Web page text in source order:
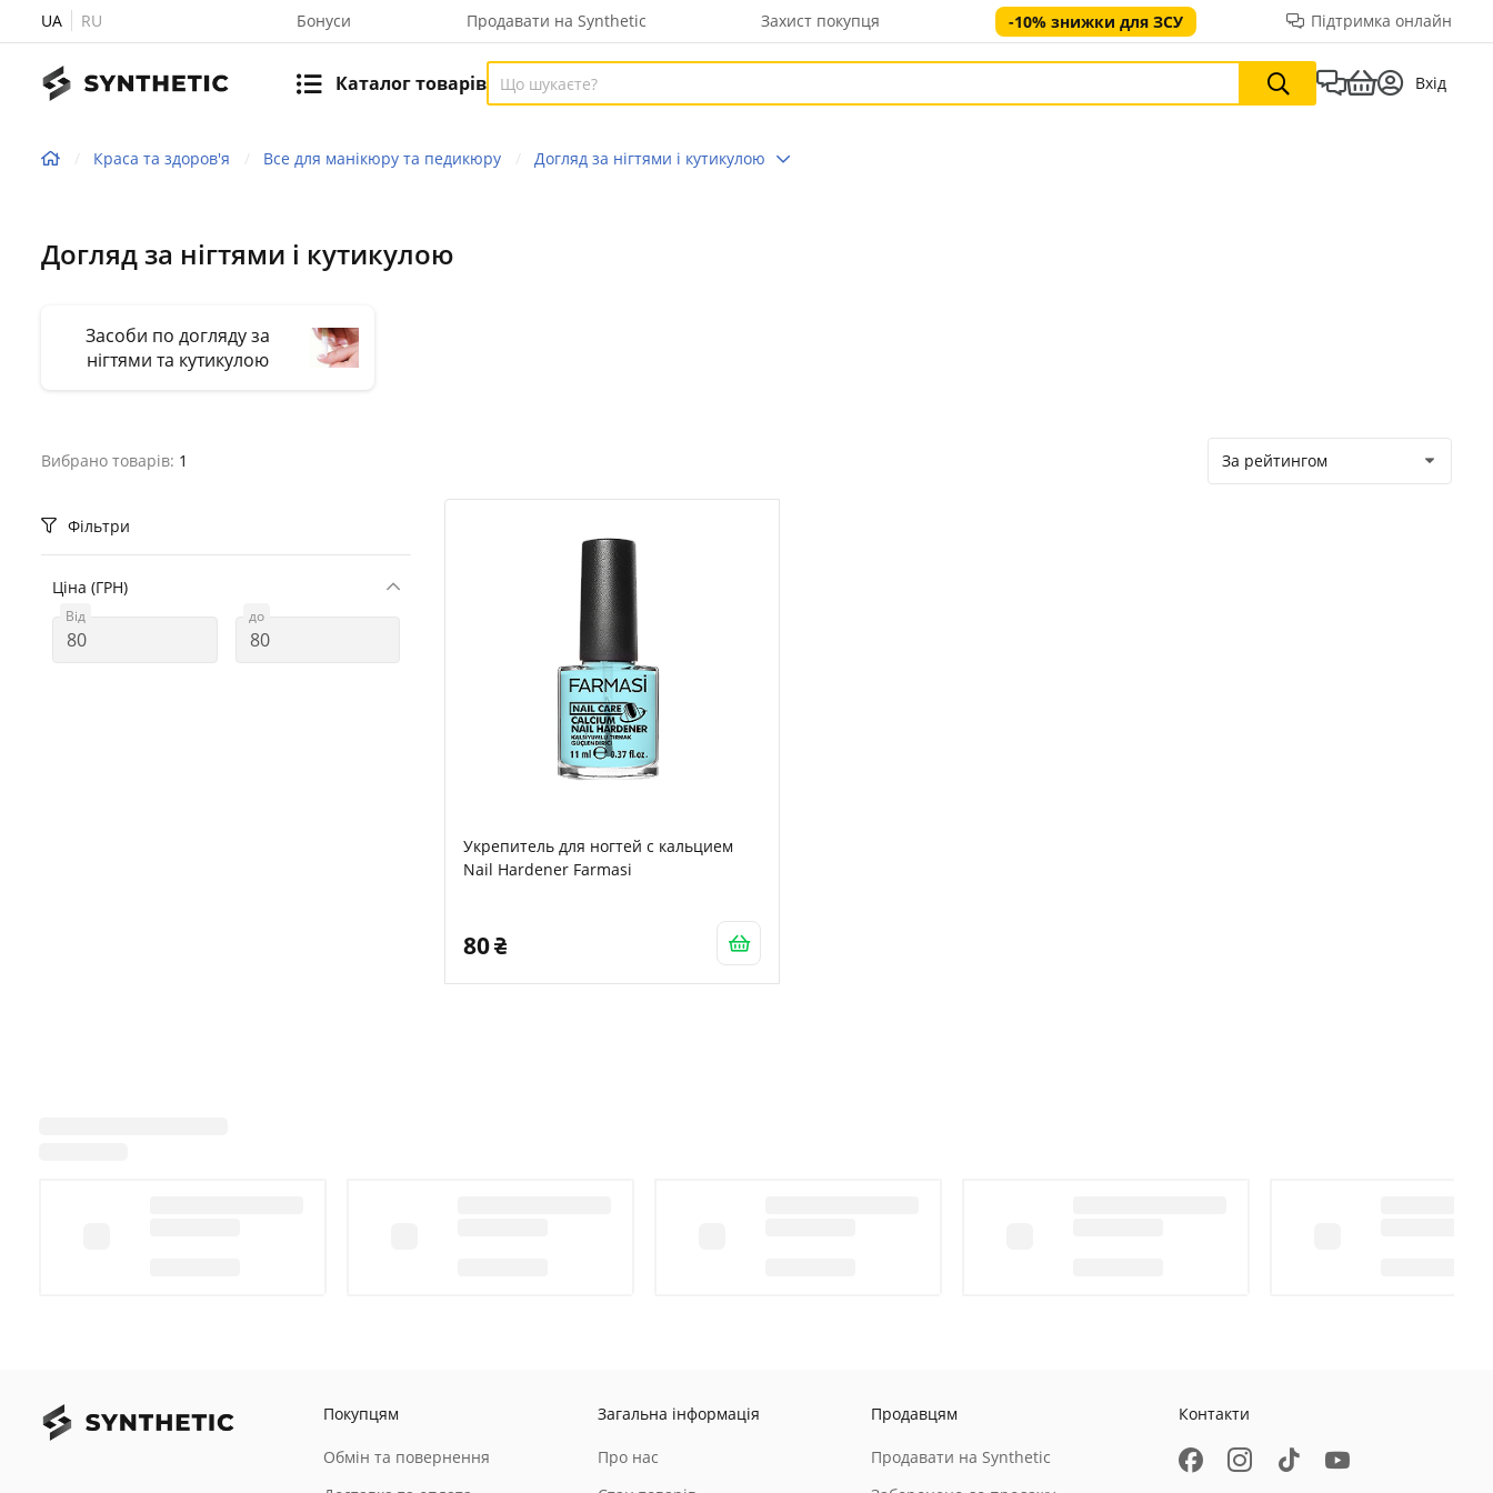
UA RU Бонуси Продавати на Synthetic Захист покупця -10% знижки для ЗСУ Підтримка онлайн
Каталог товарів Вхід
Краса та здоров'я Все для манікюру та педикюру Догляд за нігтями і кутикулою
Догляд за нігтями і кутикулою
Засоби по догляду за
нігтями та кутикулою
Вибрано товарів: 1 За рейтингом
Фільтри
Ціна (ГРН)
Від до
Укрепитель для ногтей с кальцием
Nail Hardener Farmasi
80
Покупцям
Обмін та повернення
Загальна інформація
Про нас
Продавцям
Продавати на Synthetic
Контакти